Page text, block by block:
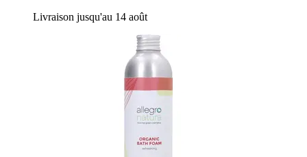
Livraison jusqu'au 14 août